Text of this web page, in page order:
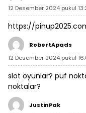
12 Desember 2024 pukul
https://
RobertApads
12 Desember 2024 pukul
slot oyunlar? puf
noktalar?
JustinPak